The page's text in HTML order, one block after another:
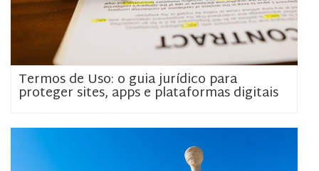
Termos de Uso: o guia jurídico para
proteger sites, apps e plataformas digitais